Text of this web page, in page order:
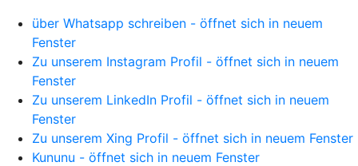
über Whatsapp schreiben - öffnet sich in neuem
Fenster
Zu unserem Instagram Profil - öffnet sich in neuem
Fenster
Zu unserem LinkedIn Profil - öffnet sich in neuem
Fenster
Zu unserem Xing Profil - öffnet sich in neuem Fenster
Kununu - öffnet sich in neuem Fenster